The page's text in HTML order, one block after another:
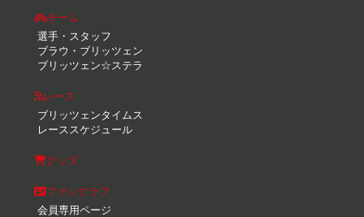
チーム
選手・スタッフ
ブラウ・ブリッツェン
ブリッツェン☆ステラ
レース
ブリッツェンタイムス
レーススケジュール
グッズ
ファンクラブ
会員専用ページ